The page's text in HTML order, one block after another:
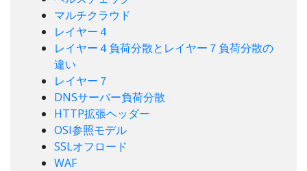
マルチクラウド
レイヤー４
レイヤー４負荷分散とレイヤー７負荷分散の
違い
レイヤー７
DNSサーバー負荷分散
HTTP拡張ヘッダー
OSI参照モデル
SSLオフロード
WAF